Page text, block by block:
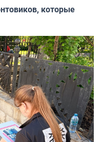
которые